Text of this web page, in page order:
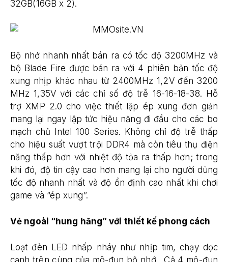
32GB(16GB x 2).
Bộ nhớ nhanh nhất bán ra có tốc độ 3200MHz và
bộ Blade Fire được bán ra với 4 phiên bản tốc độ
xung nhịp khác nhau từ 2400MHz 1,2V đến 3200
MHz 1,35V với các chỉ số độ trễ 16-16-18-38. Hỗ
trợ XMP 2.0 cho việc thiết lập ép xung đơn giản
mang lại ngay lập tức hiệu năng đi đầu cho các bo
mạch chủ Intel 100 Series. Không chỉ độ trễ thấp
cho hiệu suất vượt trội DDR4 mà còn tiêu thụ điện
năng thấp hơn với nhiệt độ tỏa ra thấp hơn; trong
khi đó, độ tin cậy cao hơn mang lại cho người dùng
tốc độ nhanh nhất và độ ổn định cao nhất khi chơi
game và “ép xung”.
Vẻ ngoài “hung hăng” với thiết kế phong cách
Loạt đèn LED nhấp nháy như nhịp tim, chạy dọc
cạnh trên cùng của mô-đun bộ nhớ. Cả 4 mô-đun